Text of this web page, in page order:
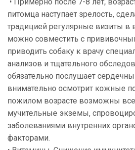
питомца наступает зрелость,
традицией регулярные визиты в
можно совместить с
приводить собаку к врачу
анализов и тщательного
обязательно послушает
внимательно осмотрит кожные
пожилом возрасте возможны
мучительные экземы,
заболеваниями внутренних
факторами.